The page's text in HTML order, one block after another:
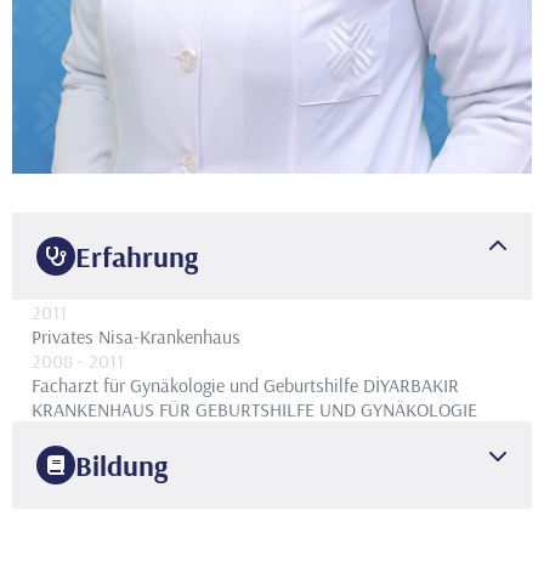
Erfahrung
2011
Privates Nisa-Krankenhaus
2008 - 2011
Facharzt für Gynäkologie und Geburtshilfe DİYARBAKIR
KRANKENHAUS FÜR GEBURTSHILFE UND GYNÄKOLOGIE
Bildung